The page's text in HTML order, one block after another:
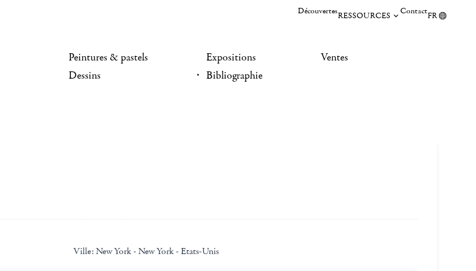
DécouvertesRESSOURCES ContactFR
Peintures & pastels
Dessins
Expositions
Bibliographie
Ventes
Ville: New York - New York - Etats-Unis